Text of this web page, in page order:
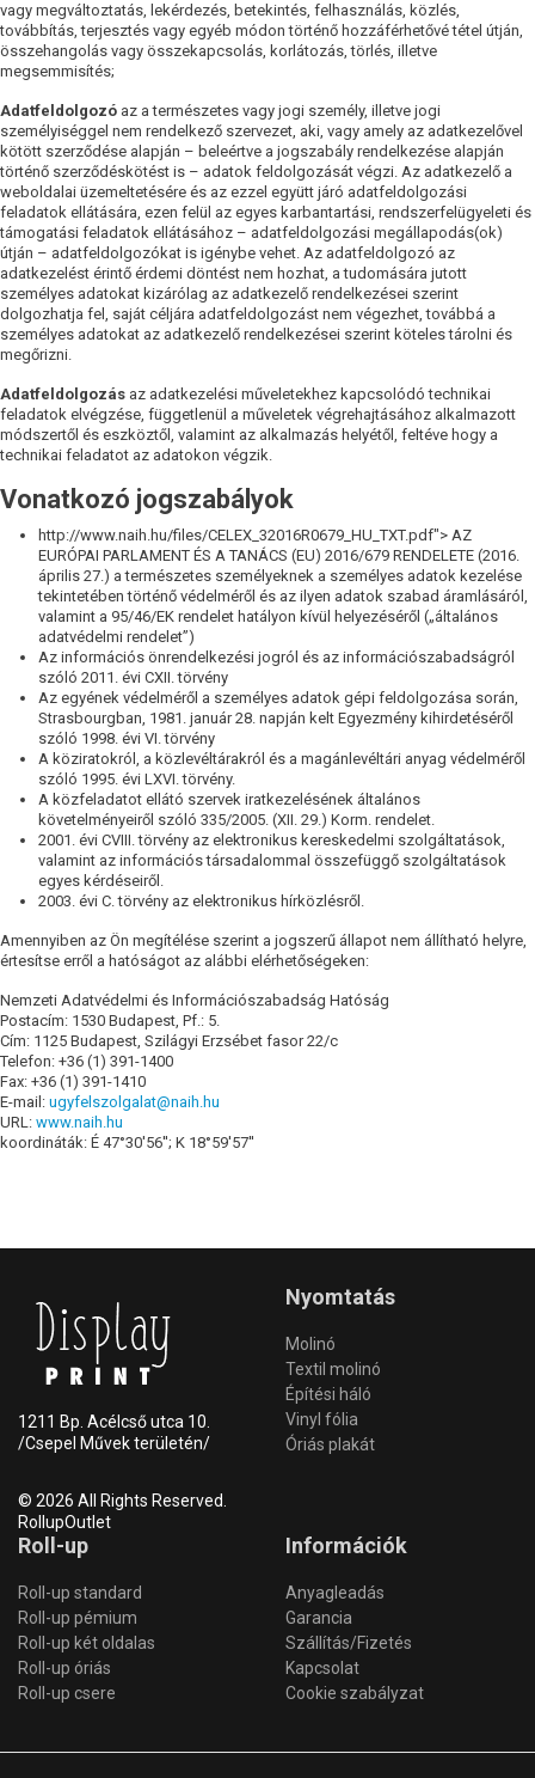
vagy megváltoztatás, lekérdezés, betekintés, felhasználás, közlés,
továbbítás, terjesztés vagy egyéb módon történő hozzáférhetővé tétel útján,
összehangolás vagy összekapcsolás, korlátozás, törlés, illetve
megsemmisítés;
Adatfeldolgozó az a természetes vagy jogi személy, illetve jogi
személyiséggel nem rendelkező szervezet, aki, vagy amely az adatkezelővel
kötött szerződése alapján – beleértve a jogszabály rendelkezése alapján
történő szerződéskötést is – adatok feldolgozását végzi. Az adatkezelő a
weboldalai üzemeltetésére és az ezzel együtt járó adatfeldolgozási
feladatok ellátására, ezen felül az egyes karbantartási, rendszerfelügyeleti és
támogatási feladatok ellátásához – adatfeldolgozási megállapodás(ok)
útján – adatfeldolgozókat is igénybe vehet. Az adatfeldolgozó az
adatkezelést érintő érdemi döntést nem hozhat, a tudomására jutott
személyes adatokat kizárólag az adatkezelő rendelkezései szerint
dolgozhatja fel, saját céljára adatfeldolgozást nem végezhet, továbbá a
személyes adatokat az adatkezelő rendelkezései szerint köteles tárolni és
megőrizni.
Adatfeldolgozás az adatkezelési műveletekhez kapcsolódó technikai
feladatok elvégzése, függetlenül a műveletek végrehajtásához alkalmazott
módszertől és eszköztől, valamint az alkalmazás helyétől, feltéve hogy a
technikai feladatot az adatokon végzik.
Vonatkozó jogszabályok
http://www.naih.hu/files/CELEX_32016R0679_HU_TXT.pdf"> AZ
EURÓPAI PARLAMENT ÉS A TANÁCS (EU) 2016/679 RENDELETE (2016.
április 27.) a természetes személyeknek a személyes adatok kezelése
tekintetében történő védelméről és az ilyen adatok szabad áramlásáról,
valamint a 95/46/EK rendelet hatályon kívül helyezéséről („általános
adatvédelmi rendelet”)
Az információs önrendelkezési jogról és az információszabadságról
szóló 2011. évi CXII. törvény
Az egyének védelméről a személyes adatok gépi feldolgozása során,
Strasbourgban, 1981. január 28. napján kelt Egyezmény kihirdetéséről
szóló 1998. évi VI. törvény
A köziratokról, a közlevéltárakról és a magánlevéltári anyag védelméről
szóló 1995. évi LXVI. törvény.
A közfeladatot ellátó szervek iratkezelésének általános
követelményeiről szóló 335/2005. (XII. 29.) Korm. rendelet.
2001. évi CVIII. törvény az elektronikus kereskedelmi szolgáltatások,
valamint az információs társadalommal összefüggő szolgáltatások
egyes kérdéseiről.
2003. évi C. törvény az elektronikus hírközlésről.
Amennyiben az Ön megítélése szerint a jogszerű állapot nem állítható helyre,
értesítse erről a hatóságot az alábbi elérhetőségeken:
Nemzeti Adatvédelmi és Információszabadság Hatóság
Postacím: 1530 Budapest, Pf.: 5.
Cím: 1125 Budapest, Szilágyi Erzsébet fasor 22/c
Telefon: +36 (1) 391-1400
Fax: +36 (1) 391-1410
E-mail: ugyfelszolgalat@naih.hu
URL: www.naih.hu
koordináták: É 47°30'56''; K 18°59'57''
1211 Bp. Acélcső utca 10.
/Csepel Művek területén/
© 2026 All Rights Reserved.
RollupOutlet
Nyomtatás
Molinó
Textil molinó
Építési háló
Vinyl fólia
Óriás plakát
Roll-up
Roll-up standard
Roll-up pémium
Roll-up két oldalas
Roll-up óriás
Roll-up csere
Információk
Anyagleadás
Garancia
Szállítás/Fizetés
Kapcsolat
Cookie szabályzat